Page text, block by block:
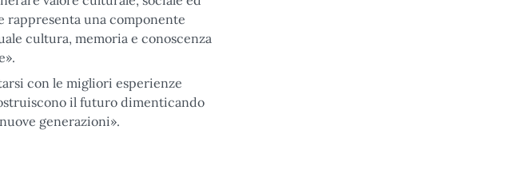
rappresenta una componente
cultura, memoria e conoscenza
con le migliori esperienze
il futuro dimenticando
generazioni».